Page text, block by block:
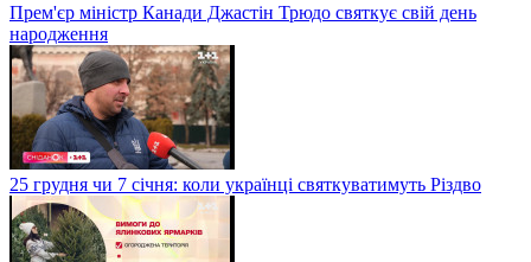
Прем'єр міністр Канади Джастін Трюдо святкує свій день
народження
25 грудня чи 7 січня: коли українці святкуватимуть Різдво